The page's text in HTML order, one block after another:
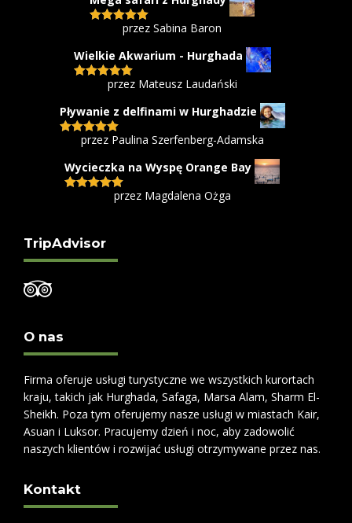
Oceniono5
przez Sabina Baron
Wielkie Akwarium - Hurghada
Oceniono5
przez Mateusz Laudański
Pływanie z delfinami w Hurghadzie
Oceniono 5
przez Paulina Szerfenberg-Adamska
Wycieczka na Wyspę Orange Bay
5
przez Magdalena Ożga
TripAdvisor
O nas
Firma oferuje usługi turystyczne we wszystkich kurortach
kraju, takich jak Hurghada, Safaga, Marsa Alam, Sharm El-
Sheikh. Poza tym oferujemy nasze usługi w miastach Kair,
Asuan i Luksor. Pracujemy dzień i noc, aby zadowolić
naszych klientów i rozwijać usługi otrzymywane przez nas.
Kontakt